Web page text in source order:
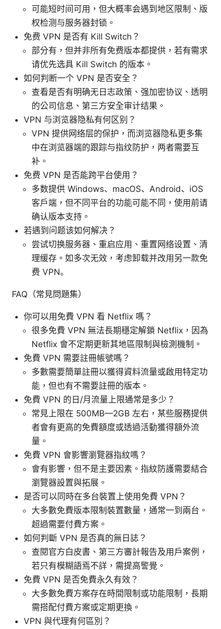
可能短时间可用，但大概率会遇到地区限制、版
权检测与服务器封锁。
免费 VPN 是否有 Kill Switch？
部分有，但并非所有免费版本都提供，若有需求
请优先选具 Kill Switch 的版本。
如何判断一个 VPN 是否安全？
查看是否有明确无日志政策、强加密协议、透明
的公司信息、第三方安全审计结果。
VPN 与浏览器隐私有何区别？
VPN 提供网络层的保护，而浏览器隐私更多集
中在浏览器端的跟踪与指纹防护，两者需要互
补。
免费 VPN 是否能跨平台使用？
多数提供 Windows、macOS、Android、iOS
客户端，但不同平台的功能可能不同，使用前请
确认版本支持。
若遇到问题该如何解决？
尝试切换服务器、重启应用、重置网络设置、清
理缓存。如多次无效，考虑卸载并改用另一款免
费 VPN。
FAQ（常見問題集）
你可以用免費 VPN 看 Netflix 嗎？
很多免費 VPN 無法長期穩定解鎖 Netflix，因為
Netflix 會不定期更新其地區限制與檢測機制。
免費 VPN 需要註冊帳號嗎？
多數需要簡單註冊以獲得資料流量或啟用特定功
能，但也有不需要註冊的版本。
免費 VPN 的日/月流量上限通常是多少？
常見上限在 500MB—2GB 左右，某些服務提供
者會有更高的免費額度或透過活動獲得額外流
量。
免費 VPN 會影響瀏覽器指紋嗎？
會有影響，但不是主要因素。指紋防護需要結合
瀏覽器設置與拓展。
是否可以同時在多台裝置上使用免費 VPN？
大多數免費版本限制裝置數量，通常一到兩台。
超過需要付費方案。
如何判斷 VPN 是否真的無日誌？
查閱官方白皮書、第三方審計報告及用戶案例，
若只有模糊語焉不詳，需提高警覺。
免費 VPN 是否免費永久有效？
大多數免費方案存在時間限制或功能限制，長期
需搭配付費方案或定期更換。
VPN 與代理有何區別？